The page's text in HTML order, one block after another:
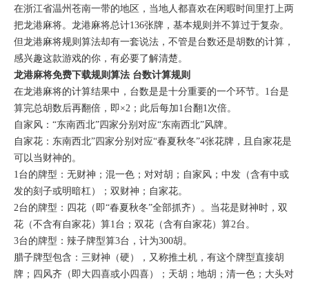
在浙江省温州苍南一带的地区，当地人都喜欢在闲暇时间里打上两
把龙港麻将。龙港麻将总计136张牌，基本规则并不算过于复杂。
但龙港麻将规则算法却有一套说法，不管是台数还是胡数的计算，
感兴趣这款游戏的你，有必要了解清楚。
龙港麻将免费下载规则算法 台数计算规则
在龙港麻将的计算结果中，台数是是十分重要的一个环节。1台是
算完总胡数后再翻倍，即×2；此后每加1台翻1次倍。
自家风：“东南西北”四家分别对应“东南西北”风牌。
自家花：东南西北”四家分别对应“春夏秋冬”4张花牌，且自家花是
可以当财神的。
1台的牌型：无财神；混一色；对对胡；自家风；中发（含有中或
发的刻子或明暗杠）；双财神；自家花。
2台的牌型：四花（即“春夏秋冬”全部抓齐）。当花是财神时，双
花（不含有自家花）算1台；双花（含有自家花）算2台。
3台的牌型：辣子牌型算3台，计为300胡。
腊子牌型包含：三财神（硬），又称推土机，有这个牌型直接胡
牌；四风齐（即大四喜或小四喜）；天胡；地胡；清一色；大头对